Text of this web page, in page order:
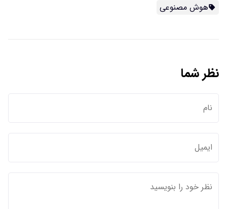
هوش مصنوعی
نظر شما